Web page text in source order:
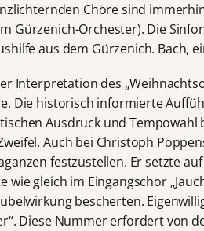
Chöre sind
Gürzenich-Orchester). Die
aus dem Gürzenich. Bach,
Interpretation des
Die historisch informierte
Ausdruck und
Auch bei Christoph
festzustellen. Er setzte
wie gleich im Eingangschor
bescherten.
Diese Nummer erfordert von